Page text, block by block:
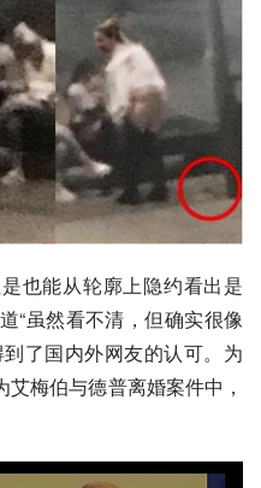
也能从轮廓上隐约看出是
“虽然看不清，但确实很像
了国内外网友的认可。为
梅伯与德普离婚案件中，